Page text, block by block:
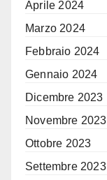
Aprile 2024
Marzo 2024
Febbraio 2024
Gennaio 2024
Dicembre 2023
Novembre 2023
Ottobre 2023
Settembre 2023